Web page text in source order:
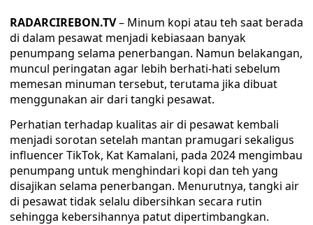
RADARCIREBON.TV– Minum kopi atau teh saat berada
di dalam pesawat menjadi kebiasaan banyak
penumpang selama penerbangan. Namun belakangan,
muncul peringatan agar lebih berhati-hati sebelum
memesan minuman tersebut, terutama jika dibuat
menggunakan air dari tangki pesawat.
Perhatian terhadap kualitas air di pesawat kembali
menjadi sorotan setelah mantan pramugari sekaligus
influencer TikTok, Kat Kamalani, pada 2024 mengimbau
penumpang untuk menghindari kopi dan teh yang
disajikan selama penerbangan. Menurutnya, tangki air
di pesawat tidak selalu dibersihkan secara rutin
sehingga kebersihannya patut dipertimbangkan.